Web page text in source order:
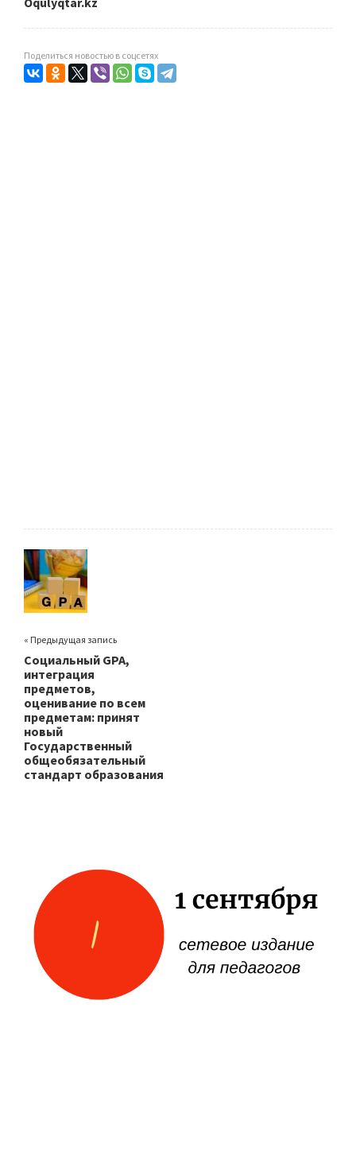
Поделиться новостью в соцсетях
« Предыдущая запись
Cоциальный GPA,
интеграция
предметов,
оценивание по всем
предметам: принят
новый
Государственный
общеобязательный
стандарт образования